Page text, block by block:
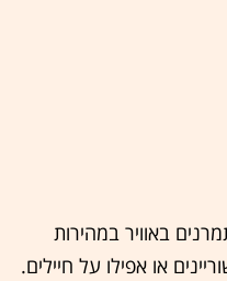
באוויר במהירות
או אפילו על חיילים.